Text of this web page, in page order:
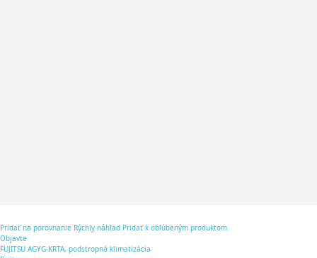
Pridať na porovnanie Rýchly náhľad Pridať k obľúbeným produktom
Objavte
FUJITSU AGYG-KRTA, podstropná klimatizácia